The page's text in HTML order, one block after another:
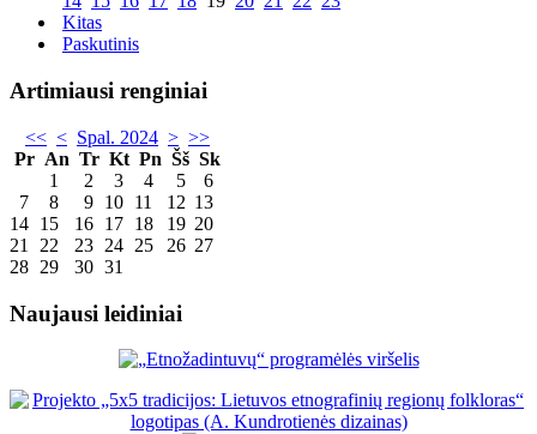
Kitas
Paskutinis
Artimiausi renginiai
<< < Spal. 2024 > >>
Pr An Tr Kt Pn Šš Sk
1
2 3 4 5
6
7
8 9 10 11 12 13
14 15 16 17 18 19 20
21
22 23 24 25 26 27
28 29 30 31
Naujausi leidiniai